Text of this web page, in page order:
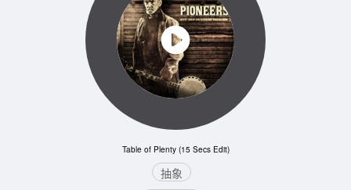
Table of Plenty (15 Secs Edit)
抽象